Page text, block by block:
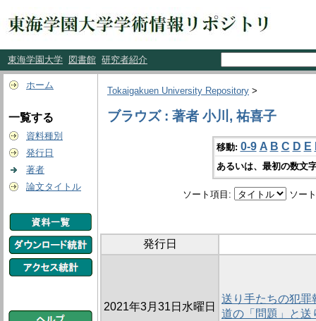
東海学園大学 図書館 研究者紹介
ホーム
一覧する
資料種別
発行日
著者
論文タイトル
Tokaigakuen University Repository >
ブラウズ : 著者 小川, 祐喜子
移動: 0-9 A B C D E
あるいは、最初の数文
ソート項目: ソー
発行日
2021年3月31日水曜日
送り手たちの犯
道の「問題」と